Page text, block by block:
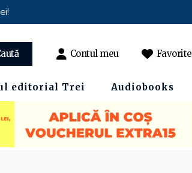
Contul meu Favorite
editorial Trei Audiobooks